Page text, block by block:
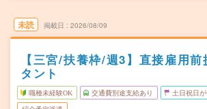
未読 掲載日 2026/08/09
【三宮/扶養枠/週3】直接雇用
タント
職種未経験OK 交通費別途支給あり 土日祝日